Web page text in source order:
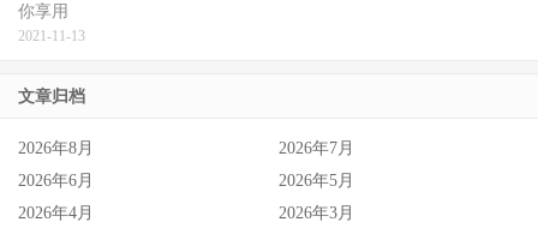
你享用
2021-11-13
文章归档
2026年8月
2026年7月
2026年6月
2026年5月
2026年4月
2026年3月